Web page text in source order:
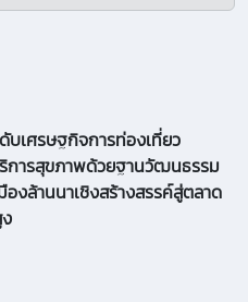
เศรษฐกิจการท่องเที่ยว
ารสุขภาพด้วยฐานวัฒนธรรม
ล้านนาเชิงสร้างสรรค์สู่ตลาด